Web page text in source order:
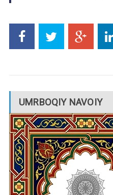
UMRBOQIY NAVOIY